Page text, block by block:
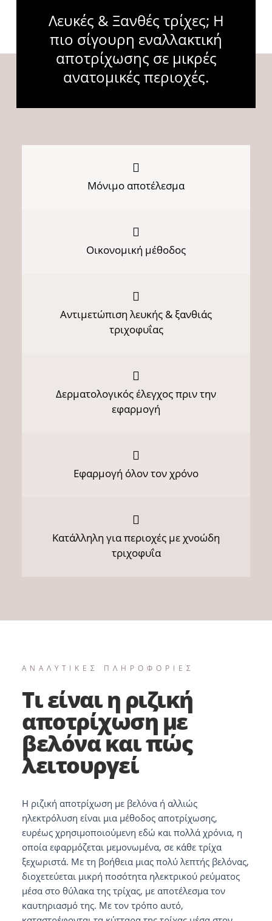
Λευκές & Ξανθές τρίχες; Η
πιο σίγουρη εναλλακτική
αποτρίχωσης σε μικρές
ανατομικές περιοχές.
Μόνιμο αποτέλεσμα
Οικονομική μέθοδος
Αντιμετώπιση λευκής & ξανθιάς
τριχοφυΐας
Δερματολογικός έλεγχος πριν την
εφαρμογή
Εφαρμογή όλον τον χρόνο
Κατάλληλη για περιοχές με χνοώδη
τριχοφυΐα
ΑΝΑΛΥΤΙΚΕΣ ΠΛΗΡΟΦΟΡΙΕΣ
Τι είναι η ριζική
αποτρίχωση με
βελόνα και πώς
λειτουργεί
Η ριζική αποτρίχωση με βελόνα ή αλλιώς
ηλεκτρόλυση είναι μια μέθοδος αποτρίχωσης,
ευρέως χρησιμοποιούμενη εδώ και πολλά χρόνια, η
οποία εφαρμόζεται μεμονωμένα, σε κάθε τρίχα
ξεχωριστά. Με τη βοήθεια μιας πολύ λεπτής βελόνας,
διοχετεύεται μικρή ποσότητα ηλεκτρικού ρεύματος
μέσα στο θύλακα της τρίχας, με αποτέλεσμα τον
καυτηριασμό της. Με τον τρόπο αυτό,